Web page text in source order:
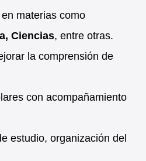
materias como
Ciencias, entre otras.
la comprensión de
con acompañamiento
estudio, organización del